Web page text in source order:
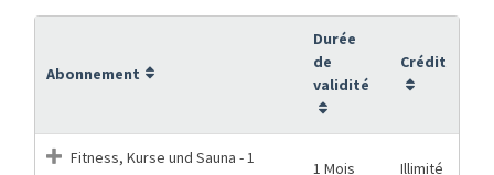
Abonnement
Durée
de
validité
Crédit
Fitness, Kurse und Sauna - 1
1 Mois Illimité